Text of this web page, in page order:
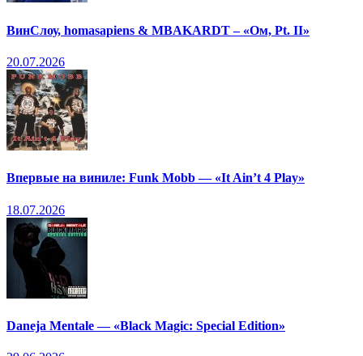
ВинСлоу, homasapiens & MBAKARDT – «Ом, Pt. II»
20.07.2026
Впервые на виниле: Funk Mobb — «It Ain’t 4 Play»
18.07.2026
Daneja Mentale — «Black Magic: Special Edition»